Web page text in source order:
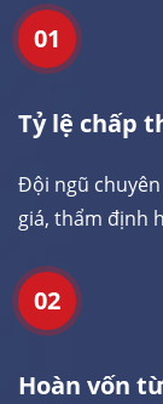
01
Tỷ lệ chấp
Đội ngũ
giá, thẩm định
02
Hoàn vốn